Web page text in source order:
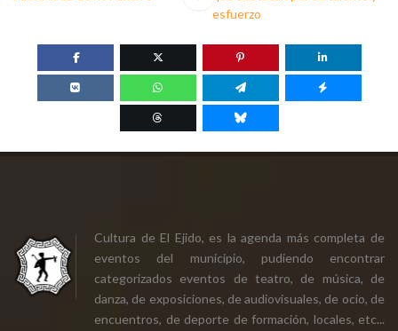
esfuerzo
Cultura de El Ejido, es la agenda más completa de
eventos del municipio, pudiendo encontrar
categorizados eventos de teatro, de música, de
danza, de exposiciones, de audiovisuales, de ocio, de
encuentros, de deporte de formación, locales, etc...